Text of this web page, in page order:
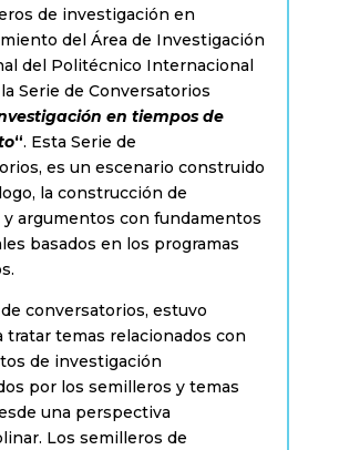
de investigación en
del Área de Investigación
del Politécnico Internacional
Serie de Conversatorios
en tiempos de
“. Esta Serie de
es un escenario construido
la construcción de
argumentos con fundamentos
basados en los programas
conversatorios, estuvo
tratar temas relacionados con
de investigación
por los semilleros y temas
una perspectiva
Los semilleros de